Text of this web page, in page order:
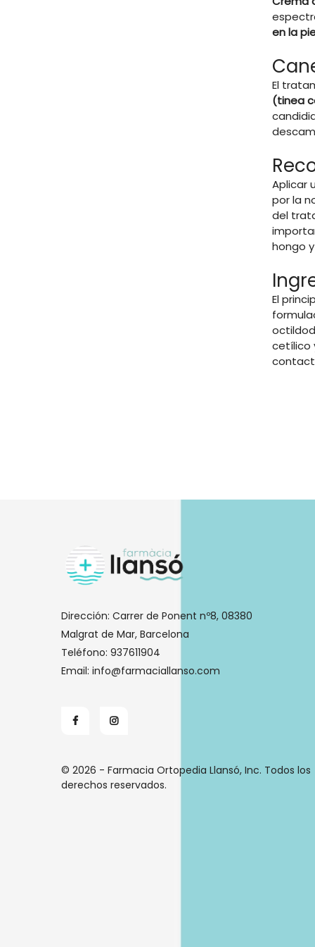
en la
El
(tinea
Aplicar
por la
del
hongo
El
cetílico
Dirección: Carrer de Ponent nº8, 08380
Malgrat de Mar, Barcelona
Teléfono: 937611904
Email: info@farmaciallanso.com
© 2026 - Farmacia Ortopedia Llansó, Inc. Todos los
derechos reservados.